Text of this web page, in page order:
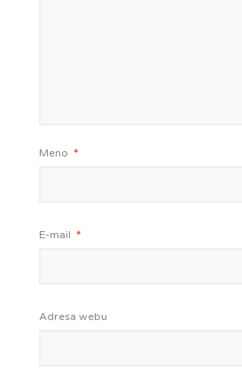
Meno *
E-mail *
Adresa webu